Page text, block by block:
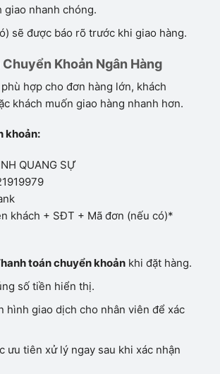
giao nhanh chóng.
sẽ được báo rõ trước khi giao hàng.
Chuyển Khoản Ngân Hàng
hợp cho đơn hàng lớn, khách
khách muốn giao hàng nhanh hơn.
khoản:
QUANG SỰ
khách + SĐT + Mã đơn (nếu có)*
toán chuyển khoản khi đặt hàng.
số tiền hiển thị.
hình giao dịch cho nhân viên để xác
ưu tiên xử lý ngay sau khi xác nhận